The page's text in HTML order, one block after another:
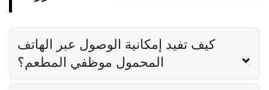
Derrick McMahon May 30, 2024
كيف تفيد إمكانية الوصول عبر الهاتف
المحمول موظفي المطعم؟